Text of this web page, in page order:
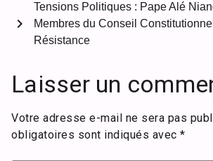
Tensions Politiques : Pape Alé
Membres du Conseil
Résistance
chevron_right
Laisser un
Votre adresse e-mail ne sera pas
obligatoires sont indiqués avec *